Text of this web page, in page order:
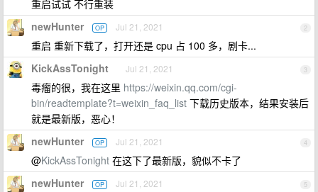
重启试试 不行重装
2
newHunter OP Jul 21, 2021
重启 重新下载了，打开还是 cpu 占 100 多，剧卡...
3
KickAssTonight Jul 21, 2021
毒瘤的很，我在这里 https://weixin.qq.com/cgi-
bin/readtemplate?t=weixin_faq_list 下载历史版本，结果安装后
就是最新版，恶心！
4
newHunter OP Jul 21, 2021
@KickAssTonight 在这下了最新版，貌似不卡了
5
newHunter OP Jul 21, 2021